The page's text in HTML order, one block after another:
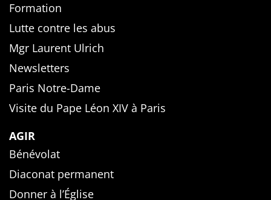
Formation
Lutte contre les abus
Mgr Laurent Ulrich
Newsletters
Paris Notre-Dame
Visite du Pape Léon XIV à Paris
AGIR
Bénévolat
Diaconat permanent
Donner à l’Église